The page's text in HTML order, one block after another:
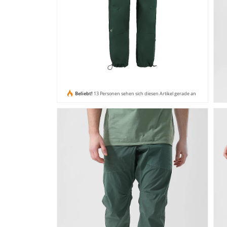
Beliebt! 13 Personen sehen sich diesen Artikel gerade an